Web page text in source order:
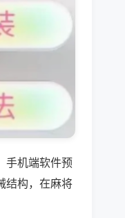
手机端软件预
结构，在麻将